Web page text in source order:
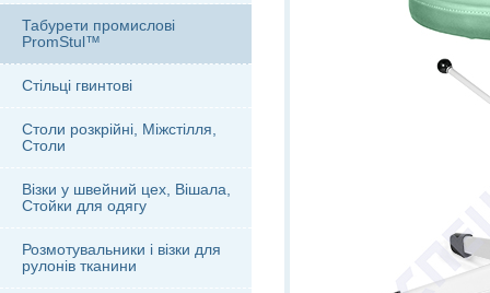
Табурети промислові
PromStul™
Стільці гвинтові
Столи розкрійні, Міжстілля,
Столи
Візки у швейний цех, Вішала,
Стойки для одягу
Розмотувальники і візки для
рулонів тканини